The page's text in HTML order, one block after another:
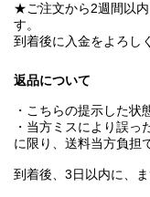
★ご注文から2週間以
す。
到着後に入金をよろし
返品について
・こちらの提示した状
・当方ミスにより誤っ
に限り、送料当方負担
到着後、3日以内に、